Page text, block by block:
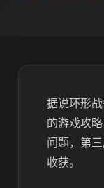
据说环形
的游戏攻
问题，第
收获。